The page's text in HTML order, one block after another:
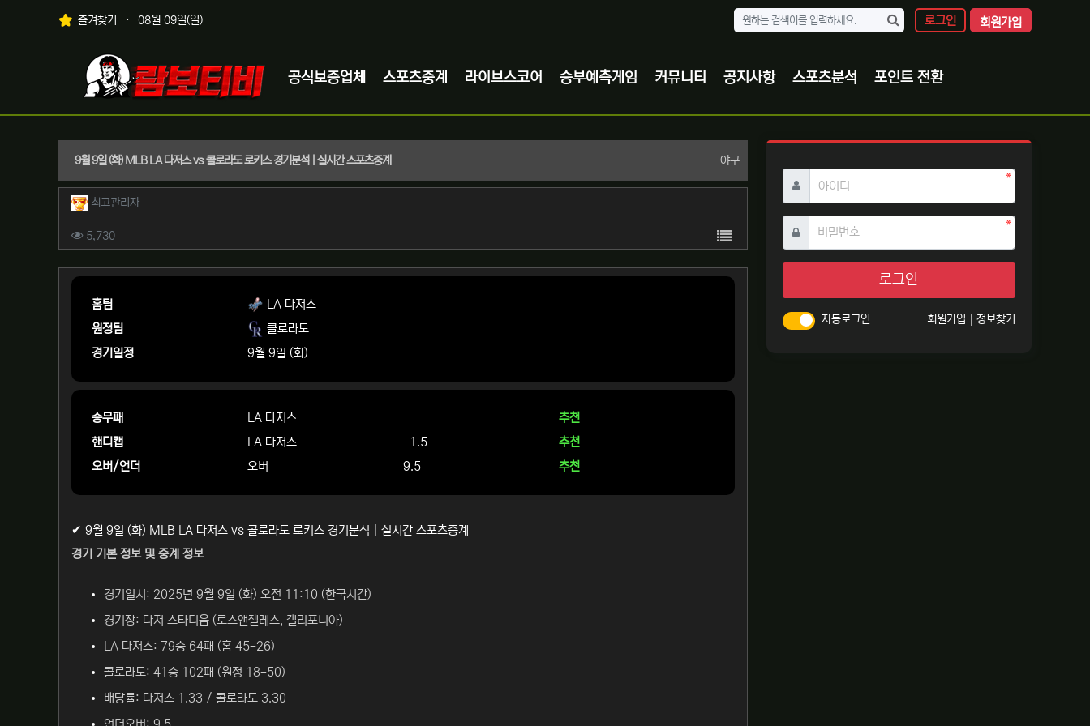
상단 네비즐겨찾기 08월 09일(일) 로그인 회원가입
로고
공식보증업체 스포츠중계 라이브스코어 승부예측게임 커뮤니티 공지사항 스포츠분석 포인트 전환
9월 9일 (화) MLB LA 다저스 vs 콜로라도 로키스 경기분석 | 실시간 스포츠중계 야구분류
작성자 정보
최고관리자작성
컨텐츠 정보
5,730조회 목록
본문
홈팀
LA 다저스
원정팀
콜로라도
경기일정
9월 9일 (화)
승무패 LA 다저스
추천
핸디캡
LA 다저스 -1.5
추천
오버/언더
오버 9.5 추천
✔ 9월 9일 (화) MLB LA 다저스 vs 콜로라도 로키스 경기분석 | 실시간 스포츠중계
경기 기본 정보 및 중계 정보
경기일시: 2025년 9월 9일 (화) 오전 11:10 (한국시간)
경기장: 다저 스타디움 (로스앤젤레스, 캘리포니아)
LA 다저스: 79승 64패 (홈 45-26)
콜로라도: 41승 102패 (원정 18-50)
배당률: 다저스 1.33 / 콜로라도 3.30
아이디 필수
비밀번호필수
로그인
자동로그인 회원가입 정보찾기